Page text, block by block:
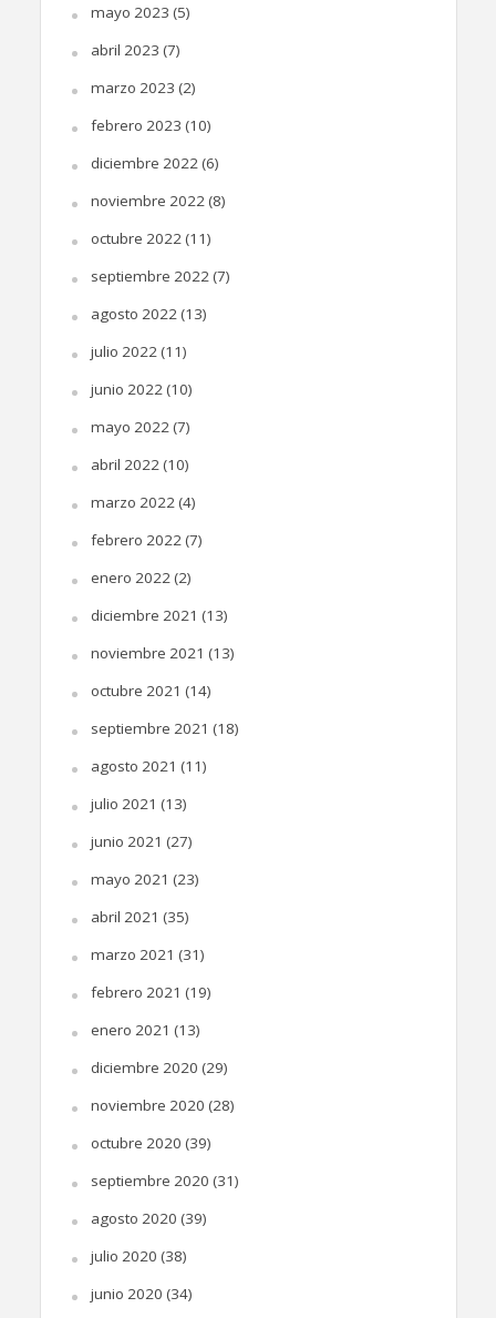
mayo 2023 (5)
abril 2023 (7)
marzo 2023 (2)
febrero 2023 (10)
diciembre 2022(6)
noviembre 2022(8)
octubre 2022(11)
septiembre 2022(7)
agosto 2022(13)
julio 2022(11)
junio 2022(10)
mayo 2022(7)
abril 2022(10)
marzo 2022(4)
febrero 2022(7)
enero 2022(2)
diciembre 2021 (13)
noviembre 2021 (13)
octubre 2021 (14)
septiembre 2021 (18)
agosto 2021 (11)
julio 2021 (13)
junio 2021 (27)
mayo 2021 (23)
abril 2021 (35)
marzo 2021 (31)
febrero 2021 (19)
enero 2021 (13)
diciembre 2020 (29)
noviembre 2020 (28)
octubre 2020 (39)
septiembre 2020 (31)
agosto 2020 (39)
julio 2020 (38)
junio 2020 (34)